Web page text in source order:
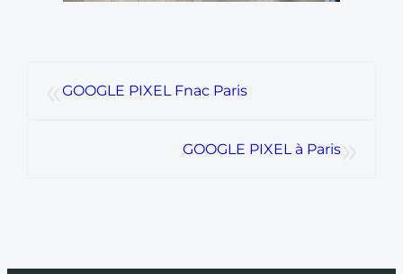
«GOOGLE PIXEL Fnac Paris
»
GOOGLE PIXEL à Paris